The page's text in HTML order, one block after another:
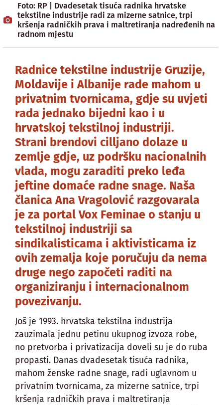
Foto: RP | Dvadesetak tisuća radnika hrvatske
tekstilne industrije radi za mizerne satnice, trpi
kršenja radničkih prava i maltretiranja nadređenih na
radnom mjestu
Radnice tekstilne industrije Gruzije,
Moldavije i Albanije rade mahom u
privatnim tvornicama, gdje su uvjeti
rada jednako bijedni kao i u
hrvatskoj tekstilnoj industriji.
Strani brendovi cilljano dolaze u
zemlje gdje, uz podršku nacionalnih
vlada, mogu zaraditi preko leđa
jeftine domaće radne snage. Naša
članica Ana Vragolović razgovarala
je za portal Vox Feminae o stanju u
tekstilnoj industriji sa
sindikalisticama i aktivisticama iz
ovih zemalja koje poručuju da nema
druge nego započeti raditi na
organiziranju i internacionalnom
povezivanju.
Još je 1993. hrvatska tekstilna industrija
zauzimala jednu petinu ukupnog izvoza robe,
no pretvorba i privatizacija doveli su je do ruba
propasti. Danas dvadesetak tisuća radnika,
mahom ženske radne snage, radi uglavnom u
privatnim tvornicama, za mizerne satnice, trpi
kršenja radničkih prava i maltretiranja